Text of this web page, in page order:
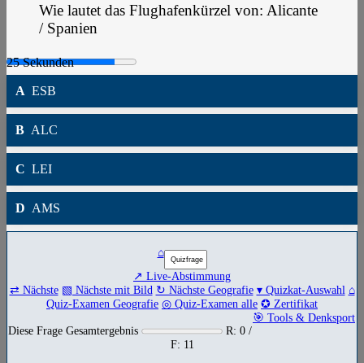
Wie lautet das Flughafenkürzel von: Alicante
/ Spanien
A ESB
B ALC
C LEI
D AMS
⌂
↗ Live-Abstimmung
⇄ Nächste ▧ Nächste mit Bild ↻ Nächste Geografie ▾ Quizkat-Auswahl ⌂
Quiz-Examen Geografie ◎ Quiz-Examen alle ✪ Zertifikat
🎯 Tools & Denksport
Diese Frage Gesamtergebnis
R: 0 /
F: 11